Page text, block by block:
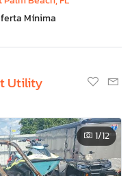
Mínima
Utility
1/12